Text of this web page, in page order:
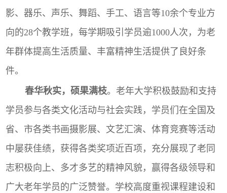
影、器乐、声乐、舞蹈、手工、语言等10余个专业方
向的28个教学班，每学期吸引学员逾1000人次，为老
年群体提高生活质量、丰富精神生活提供了良好条
件。
春华秋实，硕果满枝。老年大学积极鼓励和支持
学员参与各类文化活动与社会实践，学员们在全国及
省、市各类书画摄影展、文艺汇演、体育竞赛等活动
中屡获佳绩，获得各类奖项近百项，充分展现了老同
志积极向上、多才多艺的精神风貌，赢得各级领导和
广大老年学员的广泛赞誉。学校高度重视课程建设和